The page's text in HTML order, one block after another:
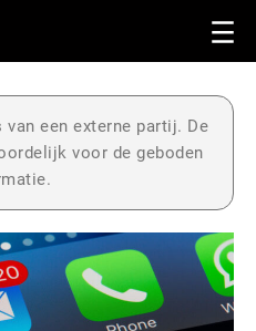
van een externe partij. De
voor de geboden